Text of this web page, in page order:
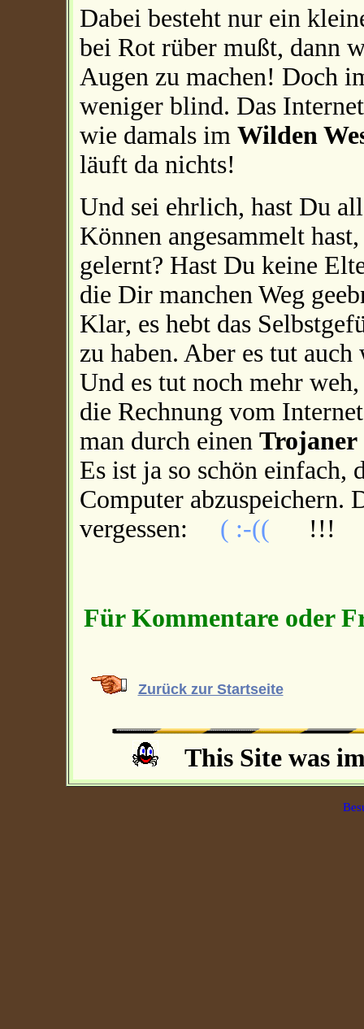
Dabei besteht nur ein
bei Rot rüber mußt, dann
Augen zu machen! Doch
weniger blind. Das
wie damals im Wilden
läuft da nichts!
Und sei ehrlich, hast Du
Können angesammelt
gelernt? Hast Du keine
die Dir manchen Weg
Klar, es hebt das
zu haben. Aber es tut
Und es tut noch mehr
die Rechnung vom
man durch einen Trojaner
Es ist ja so schön einfach,
Computer abzuspeichern.
vergessen: ( :-(( !!!
Für Kommentare oder
Zurück zur Startseite
This Site was